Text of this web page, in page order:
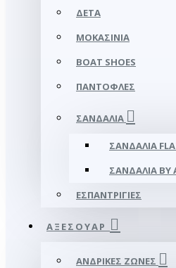
ΔΕΤΆ
ΜΟΚΑΣΊΝΙΑ
BOAT SHOES
ΠΑΝΤΌΦΛΕΣ
ΣΑΝΔΆΛΙΑ
ΣΑΝΔΆΛΙΑ
ΣΑΝΔΆΛΙΑ BY
ΕΣΠΑΝΤΡΊΓΙΕΣ
ΑΞΕΣΟΥΑΡ
ΑΝΔΡΙΚΈΣ ΖΏΝΕΣ